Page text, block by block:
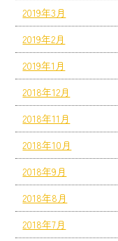
2019年3月
2019年2月
2019年1月
2018年12月
2018年11月
2018年10月
2018年9月
2018年8月
2018年7月